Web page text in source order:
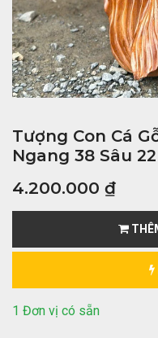
Tượng Con Cá
Ngang 38 Sâu
4.200.000 ₫
1 Đơn vị có sẵn